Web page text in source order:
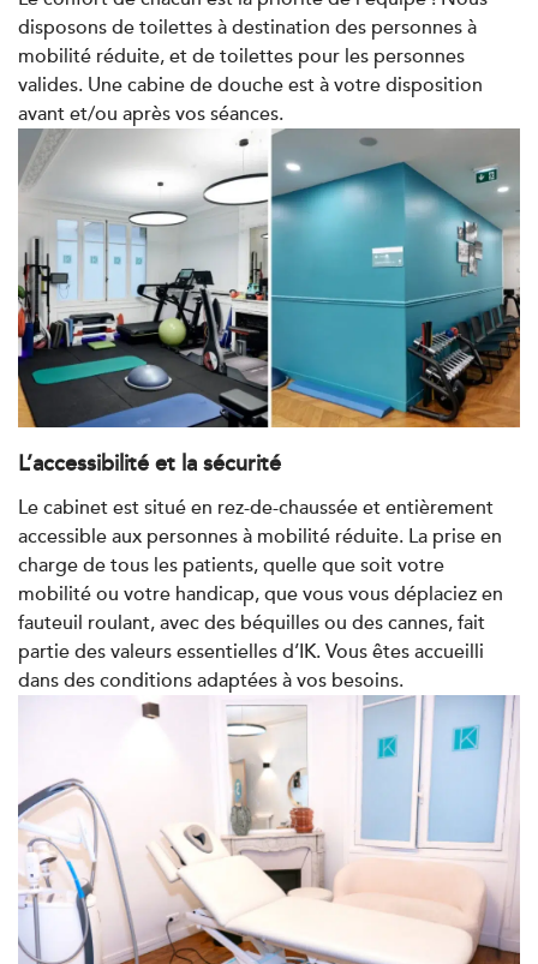
disposons de toilettes à destination des personnes à
mobilité réduite, et de toilettes pour les personnes
valides. Une cabine de douche est à votre disposition
avant et/ou après vos séances.
L’accessibilité et la sécurité
Le cabinet est situé en rez-de-chaussée et entièrement
accessible aux personnes à mobilité réduite. La prise en
charge de tous les patients, quelle que soit votre
mobilité ou votre handicap, que vous vous déplaciez en
fauteuil roulant, avec des béquilles ou des cannes, fait
partie des valeurs essentielles d’IK. Vous êtes accueilli
dans des conditions adaptées à vos besoins.
IK Paris 8 – Saint Lazare
20 Rue de la Pépinière 75008 Paris
20 Rue de la Pépinière 75008 Paris
01 55 06 05 07
PRENDRE RDV
PRENDRE RDV
Kinésithérapie
IK Vanves – 92
5 Rue Monge 92170 Vanves
PRENDRE RDV
PRENDRE RDV
Kinésithérapie Balnéothérapie
IK Paris 7 Saint Germain
199 Bd Saint-Germain 75007 Paris
199 Bd Saint-Germain 75007 Paris
01 43 25 10 20
PRENDRE RDV
PRENDRE RDV
Kinésithérapie
Kinésithérapie